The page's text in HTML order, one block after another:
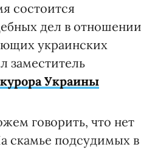
состоится
дел в отношении
украинских
заместитель
Украины
говорить, что нет
скамье подсудимых в